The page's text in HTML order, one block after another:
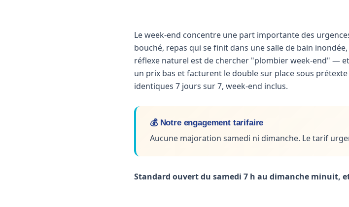
Le week-end concentre une part importante des
bouché, repas qui se finit dans une salle de bain
réflexe naturel est de chercher "plombier week-end" —
un prix bas et facturent le double sur place sous
identiques 7 jours sur 7, week-end inclus.
💰 Notre engagement tarifaire
Aucune majoration samedi ni dimanche. Le tarif
Standard ouvert du samedi 7 h au dimanche minuit,